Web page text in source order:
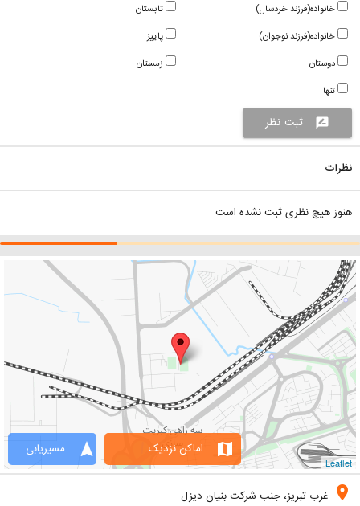
تابستان
پاییز
زمستان
خانواده(فرزند خردسال)
خانواده(فرزند نوجوان)
دوستان
تنها
rate_review ثبت نظر
نظرات
هنوز هیچ نظری ثبت نشده است
Leaflet
navigation مسیریابی map اماکن نزدیک
location_on غرب تبریز، جنب شرکت بنیان دیزل